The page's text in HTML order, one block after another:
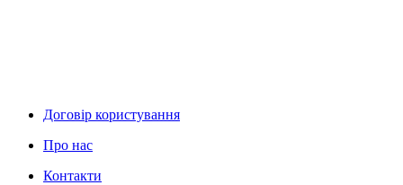
Договір користування
Про нас
Контакти